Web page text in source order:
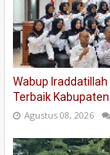
Wabup
Terbaik
Agustus 08, 2026